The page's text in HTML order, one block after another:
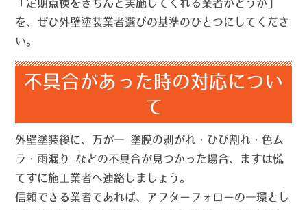
「定期点検をきちんと実施してくれる業者かどうか」
を、ぜひ外壁塗装業者選びの基準のひとつにしてくださ
い。
不具合があった時の対応につい
て
外壁塗装後に、万が一 塗膜の剥がれ・ひび割れ・色ム
ラ・雨漏り
などの不具合が見つかった場合、まずは慌
てずに施工業者へ連絡しましょう。
信頼できる業者であれば、アフターフォローの一環とし